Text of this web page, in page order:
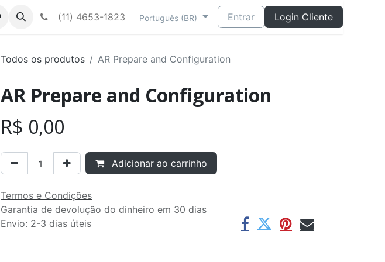
(11) 4653-1823 Português (BR) Entrar Login Cliente
Todos os produtos AR Prepare and Configuration
AR Prepare and Configuration
R$ 0,00
Adicionar ao carrinho
Termos e Condições
Garantia de devolução do dinheiro em 30 dias
Envio: 2-3 dias úteis